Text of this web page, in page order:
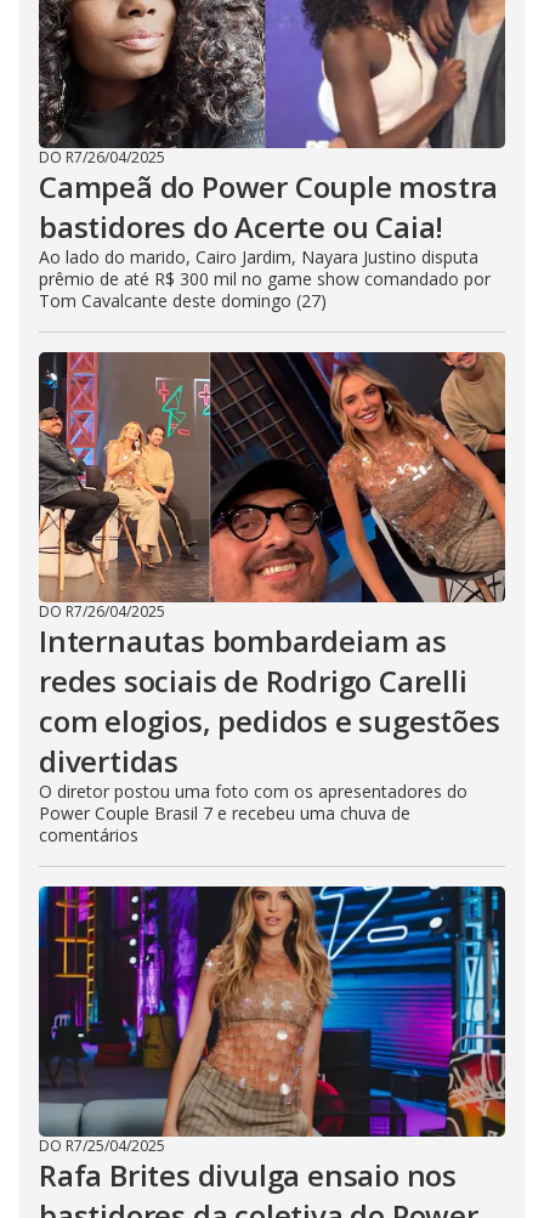
DO R7/26/04/2025
Campeã do Power Couple mostra
bastidores do Acerte ou Caia!
Ao lado do marido, Cairo Jardim, Nayara Justino disputa
prêmio de até R$ 300 mil no game show comandado por
Tom Cavalcante deste domingo (27)
DO R7/26/04/2025
Internautas bombardeiam as
redes sociais de Rodrigo Carelli
com elogios, pedidos e sugestões
divertidas
O diretor postou uma foto com os apresentadores do
Power Couple Brasil 7 e recebeu uma chuva de
comentários
DO R7/25/04/2025
Rafa Brites divulga ensaio nos